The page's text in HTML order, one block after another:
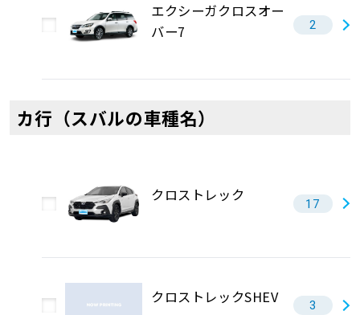
エクシーガクロスオー
バー7
2
カ行（スバルの車種名）
クロストレック 17
クロストレックSHEV 3